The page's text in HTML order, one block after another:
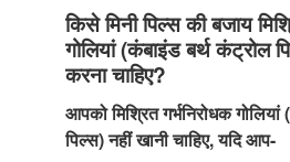
किसे मिनी पिल्स की बजाय
गोलियां (कंबाइंड बर्थ कंट्रोल
करना चाहिए?
आपको मिश्रित गर्भनिरोधक
पिल्स) नहीं खानी चाहिए, यदि आप-